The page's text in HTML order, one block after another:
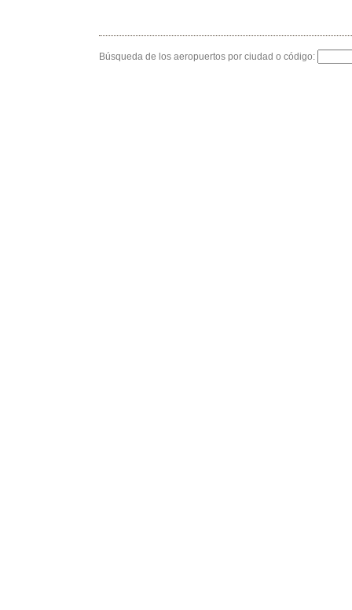
Búsqueda de los aeropuertos por ciudad o código: